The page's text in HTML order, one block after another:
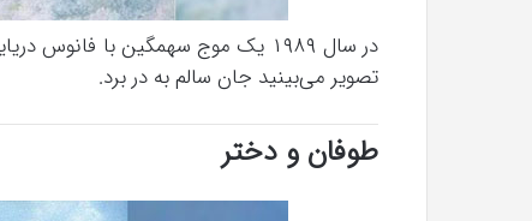
در سال ۱۹۸۹ یک موج سهمگین با
تصویر می‌بینید جان سالم به در برد.
طوفان و دختر